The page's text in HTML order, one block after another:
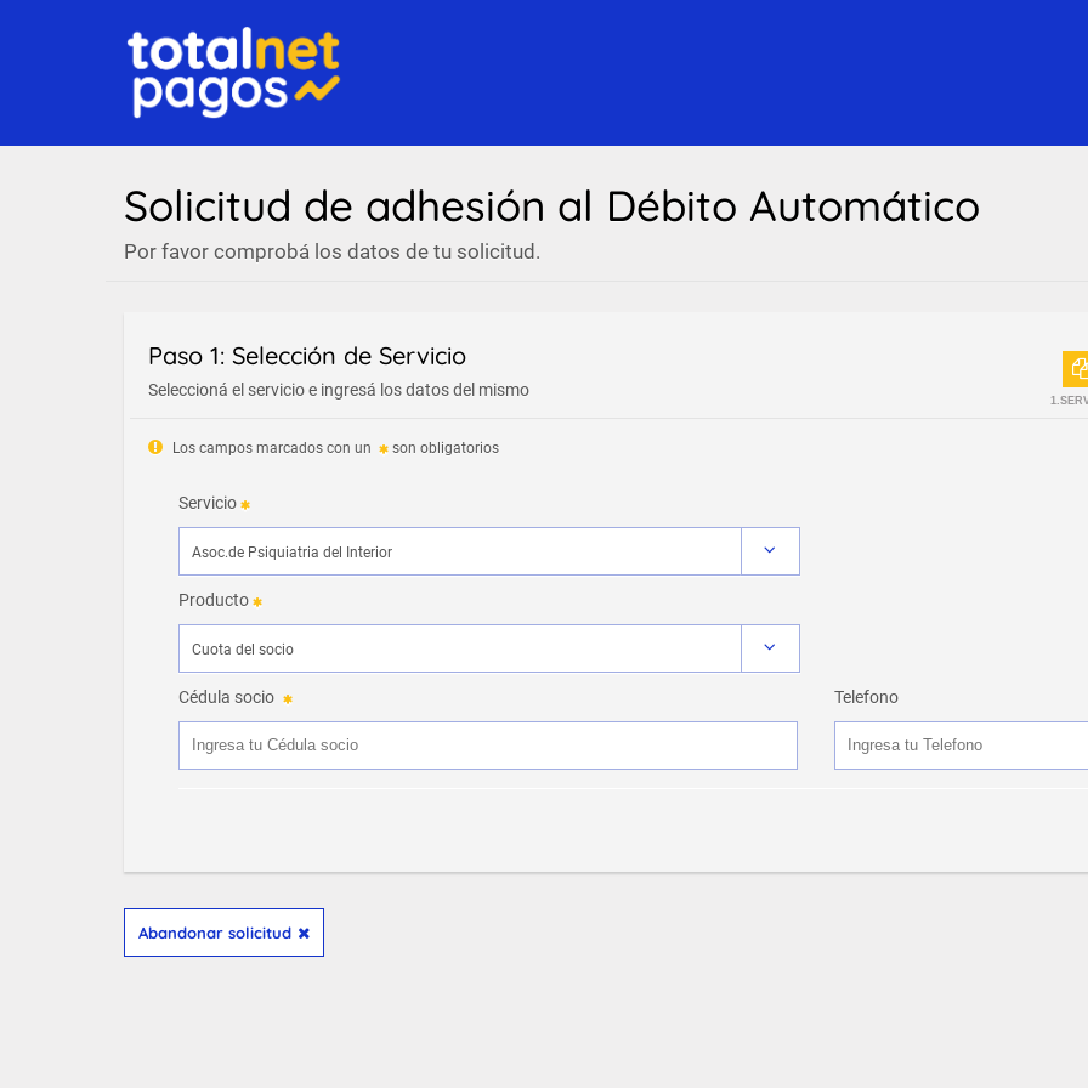
Solicitud de adhesión al Débito Automático
Por favor comprobá los datos de tu solicitud.
Paso 1: Selección de Servicio
Seleccioná el servicio e ingresá los datos del mismo
Los campos marcados con un son obligatorios
Servicio
Producto
Cédula socio Telefono
Abandonar solicitud